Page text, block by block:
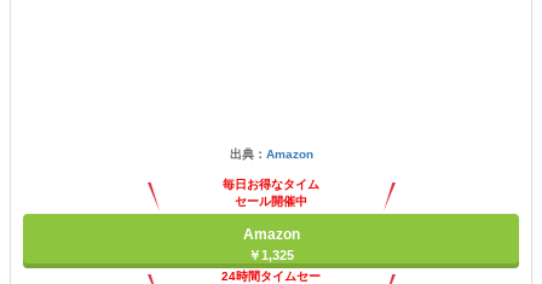
出典： Amazon
毎日お得なタイム
セール開催中
Amazon
￥1,325
24時間タイムセー